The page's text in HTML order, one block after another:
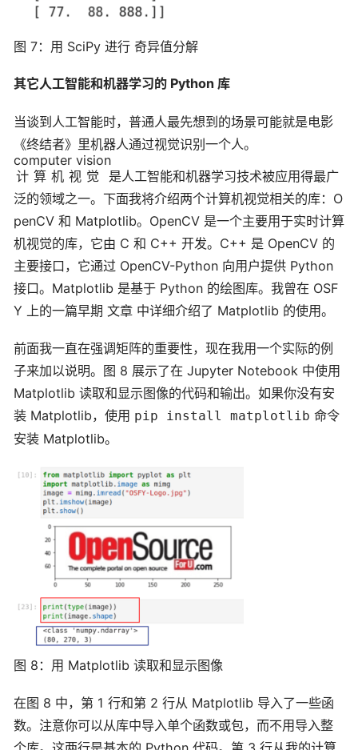
图 7：用 SciPy 进行 奇异值分解
其它人工智能和机器学习的 Python 库
当谈到人工智能时，普通人最先想到的场景可能就是电影
《终结者》里机器人通过视觉识别一个人。
计算机视觉
computer vision
是人工智能和机器学习技术被应用得最广
泛的领域之一。下面我将介绍两个计算机视觉相关的库：O
penCV 和 Matplotlib。OpenCV 是一个主要用于实时计算
机视觉的库，它由 C 和 C++ 开发。C++ 是 OpenCV 的
主要接口，它通过 OpenCV-Python 向用户提供 Python
接口。Matplotlib 是基于 Python 的绘图库。我曾在 OSF
Y 上的一篇早期 文章 中详细介绍了 Matplotlib 的使用。
前面我一直在强调矩阵的重要性，现在我用一个实际的例
子来加以说明。图 8 展示了在 Jupyter Notebook 中使用
Matplotlib 读取和显示图像的代码和输出。如果你没有安
装 Matplotlib，使用 pip install matplotlib 命令
安装 Matplotlib。
图 8：用 Matplotlib 读取和显示图像
在图 8 中，第 1 行和第 2 行从 Matplotlib 导入了一些函
数。注意你可以从库中导入单个函数或包，而不用导入整